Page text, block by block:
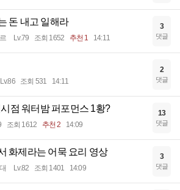
돈 내고 일해라
Lv.79 조회 1652 추천 1 14:11
3
댓글
Lv.86 조회 531 14:11
2
댓글
점 워터밤 퍼포먼스 1황?
조회 1612 추천 2 14:09
13
댓글
화제라는 어묵 요리 영상
Lv.82 조회 1401 14:09
3
댓글